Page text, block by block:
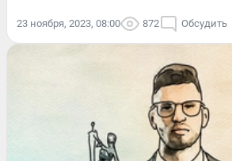
23 ноября, 2023, 08:00 872 Обсудить